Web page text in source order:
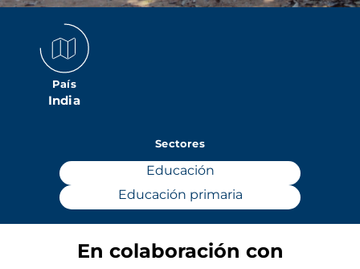
País
India
Sectores
Educación
Educación primaria
En colaboración con